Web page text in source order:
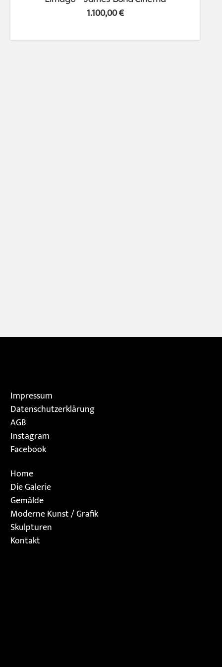
1.100,00€
Impressum
Datenschutzerklärung
AGB
Instagram
Facebook
Home
Die Galerie
Gemälde
Moderne Kunst / Grafik
Skulpturen
Kontakt